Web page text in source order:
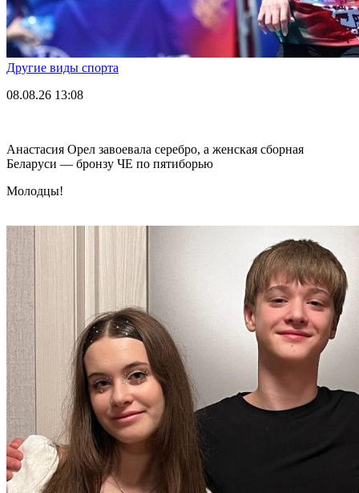
Другие виды спорта
08.08.26 13:08
Анастасия Орел завоевала серебро, а женская сборная
Беларуси — бронзу ЧЕ по пятиборью
Молодцы!